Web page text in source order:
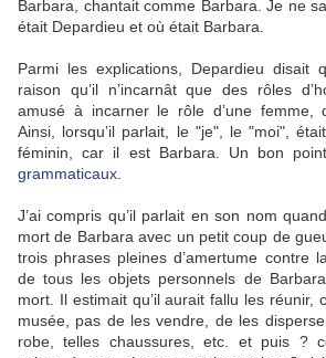
Barbara, chantait comme Barbara. Je ne
était Depardieu et où était Barbara.
Parmi les explications, Depardieu disait
raison qu’il n’incarnât que des rôles
amusé à incarner le rôle d’une femme,
Ainsi, lorsqu’il parlait, le "je", le "moi",
féminin, car il est Barbara. Un bon
grammaticaux
J’ai compris qu’il parlait en son nom
mort de Barbara avec un petit coup de
trois phrases pleines d’amertume contre
de tous les objets personnels de
mort. Il estimait qu’il aurait fallu les réunir,
musée, pas de les vendre, de les
robe, telles chaussures, etc. et puis ?